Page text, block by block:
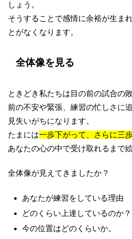
しょう。
そうすることで感情に余裕が生ま
とがなくなります。
全体像を見る
ときどき私たちは目の前の試合の
前の不安や緊張、練習の忙しさに
見失いがちになります。
たまには一歩下がって
、さらに三
あなたの心の中で受け取れるまで
全体像が見えてきましたか？
あなたが練習をしている理由
どのくらい上達しているのか？
今の位置はどのくらいか。